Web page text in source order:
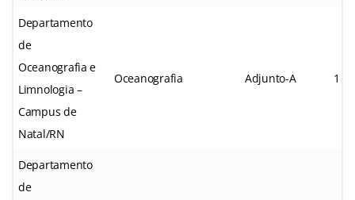
Departamento
de
Oceanografia e
Limnologia –
Campus de
Natal/RN
Oceanografia Adjunto-A 1
Departamento
de